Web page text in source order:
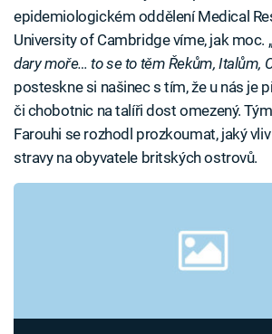
epidemiologickém oddělení Medical
University of Cambridge víme, jak moc.
dary moře… to se to těm Řekům, Italům,
posteskne si našinec s tím, že u nás je
či chobotnic na talíři dost omezený.
Farouhi se rozhodl prozkoumat, jaký
stravy na obyvatele britských ostrovů.